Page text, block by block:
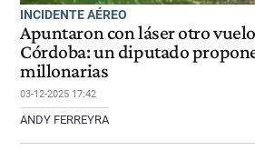
INCIDENTE AÉREO
Apuntaron con láser otro
Córdoba: un diputado
millonarias
03-12-2025 17:42
ANDY FERREYRA